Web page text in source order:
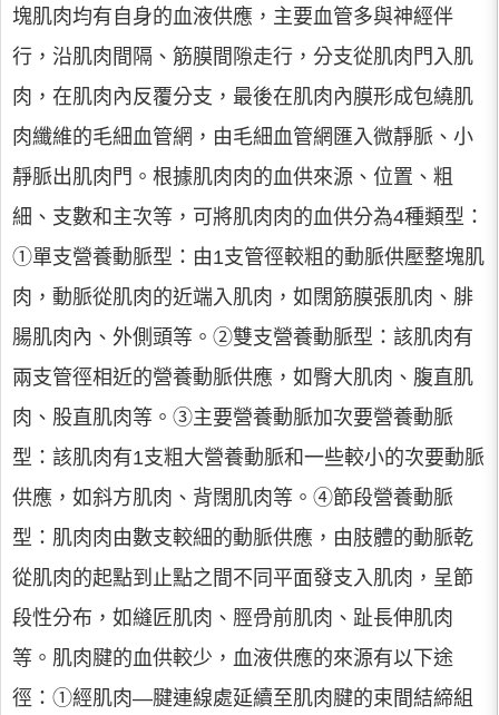
塊肌肉均有自身的血液供應，主要血管多與神經伴
行，沿肌肉間隔、筋膜間隙走行，分支從肌肉門入肌
肉，在肌肉內反覆分支，最後在肌肉內膜形成包繞肌
肉纖維的毛細血管網，由毛細血管網匯入微靜脈、小
靜脈出肌肉門。根據肌肉肉的血供來源、位置、粗
細、支數和主次等，可將肌肉肉的血供分為4種類型：
①單支營養動脈型：由1支管徑較粗的動脈供壓整塊肌
肉，動脈從肌肉的近端入肌肉，如闊筋膜張肌肉、腓
腸肌肉內、外側頭等。②雙支營養動脈型：該肌肉有
兩支管徑相近的營養動脈供應，如臀大肌肉、腹直肌
肉、股直肌肉等。③主要營養動脈加次要營養動脈
型：該肌肉有1支粗大營養動脈和一些較小的次要動脈
供應，如斜方肌肉、背闊肌肉等。④節段營養動脈
型：肌肉肉由數支較細的動脈供應，由肢體的動脈乾
從肌肉的起點到止點之間不同平面發支入肌肉，呈節
段性分布，如縫匠肌肉、脛骨前肌肉、趾長伸肌肉
等。肌肉腱的血供較少，血液供應的來源有以下途
徑：①經肌肉—腱連線處延續至肌肉腱的束間結締組